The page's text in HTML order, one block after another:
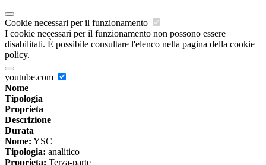
Cookie necessari per il funzionamento
I cookie necessari per il funzionamento non possono essere
disabilitati. È possibile consultare l'elenco nella pagina della cookie
policy.
youtube.com
Nome
Tipologia
Proprieta
Descrizione
Durata
Nome: YSC
Tipologia: analitico
Proprieta: Terza-parte